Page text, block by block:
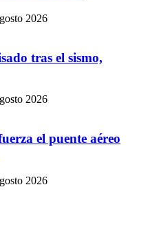
2026
tras el sismo,
2026
el puente aéreo
2026